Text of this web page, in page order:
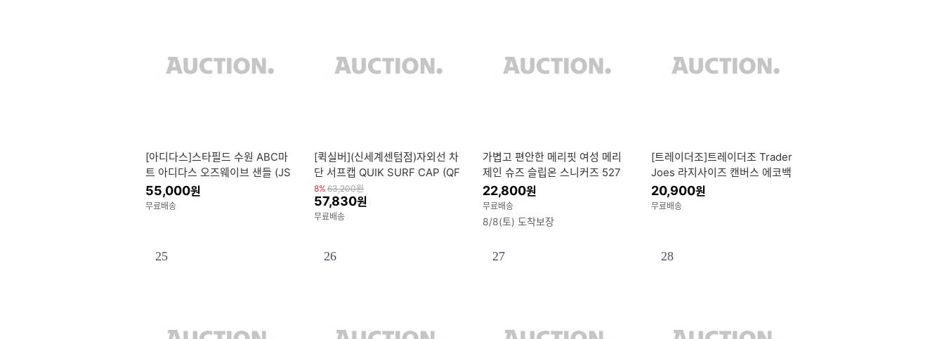
[아디다스]스타필드 수원 ABC마
트 아디다스 오즈웨이브 샌들 (JS
4582)
55,000원
무료배송
[퀵실버](신세계센텀점)자외선 차
단 서프캡 QUIK SURF CAP (QF
33CP006)
8% 63,200원
57,830원
무료배송
가볍고 편안한 메리핏 여성 메리
제인 슈즈 슬립온 스니커즈 527
22,800원
무료배송
8/8(토) 도착보장
[트레이더조]트레이더조 Trader
Joes 라지사이즈 캔버스 에코백
네이비 그린 퍼플
20,900원
무료배송
25 26 27 28